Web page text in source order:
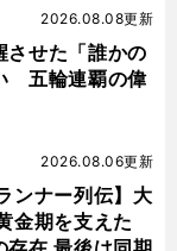
させた「誰かの
五輪連覇の偉
2026.08.08更新
ンナー列伝】大
金期を支えた
2026.08.06更新